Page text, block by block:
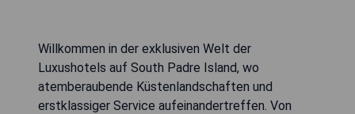
Willkommen in der exklusiven Welt der
Luxushotels auf South Padre Island, wo
atemberaubende Küstenlandschaften und
erstklassiger Service aufeinandertreffen. Von